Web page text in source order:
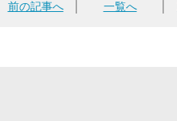
前の記事へ│ 一覧へ